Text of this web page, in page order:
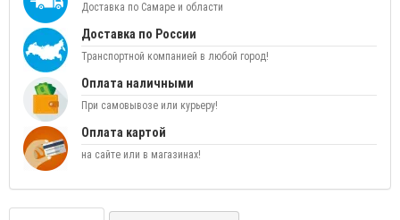
Доставка по Самаре и области
Доставка по России
Транспортной компанией в любой город!
Оплата наличными
При самовывозе или курьеру!
Оплата картой
на сайте или в магазинах!